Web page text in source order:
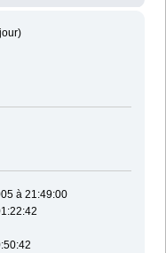
à 21:49:00